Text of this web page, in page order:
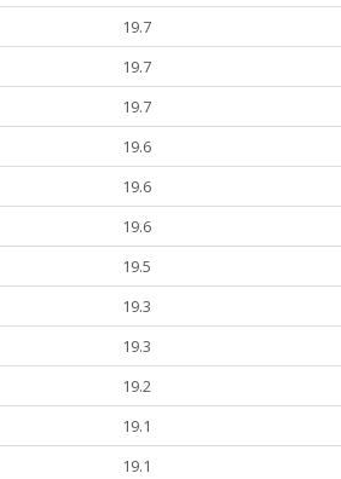
19.7
19.7
19.7
19.6
19.6
19.6
19.5
19.3
19.3
19.2
19.1
19.1